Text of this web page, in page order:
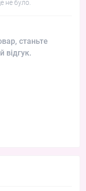
не було.
станьте
відгук.